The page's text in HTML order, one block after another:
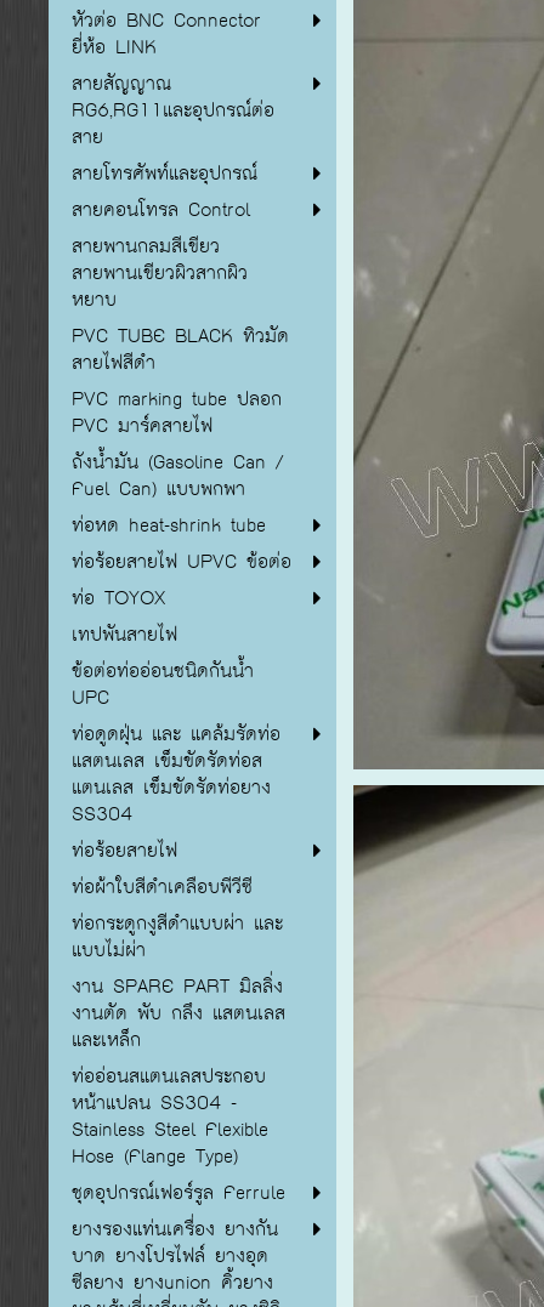
หัวต่อ BNC Connector
ยี่ห้อ LINK
สายสัญญาณ
RG6,RG11และอุปกรณ์ต่อ
สาย
สายโทรศัพท์และอุปกรณ์
สายคอนโทรล Control
สายพานกลมสีเขียว
สายพานเขียวผิวสากผิว
หยาบ
PVC TUBE BLACK ทิวมัด
สายไฟสีดำ
PVC marking tube ปลอก
PVC มาร์คสายไฟ
ถังน้ำมัน (Gasoline Can /
Fuel Can) แบบพกพา
ท่อหด heat-shrink tube
ท่อร้อยสายไฟ UPVC ข้อต่อ
ท่อ TOYOX
เทปพันสายไฟ
ข้อต่อท่ออ่อนชนิดกันน้ำ
UPC
ท่อดูดฝุ่น และ แคล้มรัดท่อ
แสตนเลส เข็มขัดรัดท่อส
แตนเลส เข็มขัดรัดท่อยาง
SS304
ท่อร้อยสายไฟ
ท่อผ้าใบสีดำเคลือบพีวีซี
ท่อกระดูกงูสีดำแบบผ่า และ
แบบไม่ผ่า
งาน SPARE PART มิลลิ่ง
งานตัด พับ กลึง แสตนเลส
และเหล็ก
ท่ออ่อนสแตนเลสประกอบ
หน้าแปลน SS304 -
Stainless Steel Flexible
Hose (Flange Type)
ชุดอุปกรณ์เฟอร์รูล Ferrule
ยางรองแท่นเครื่อง ยางกัน
บาด ยางโปรไฟล์ ยางอุด
ซีลยาง ยางunion คิ้วยาง